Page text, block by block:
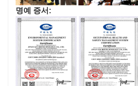
명예 증서: